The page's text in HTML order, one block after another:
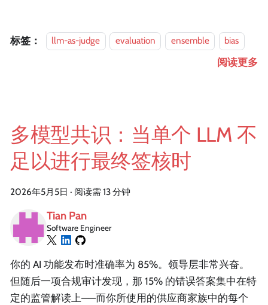
标签： llm-as-judge evaluation ensemble bias
阅读更多
多模型共识：当单个 LLM 不
足以进行最终签核时
2026年5月5日 · 阅读需 13 分钟
Tian Pan
Software Engineer
你的 AI 功能发布时准确率为 85%。领导层非常兴奋。
但随后一项合规审计发现，那 15% 的错误答案集中在特
定的监管解读上——而你所使用的供应商家族中的每个